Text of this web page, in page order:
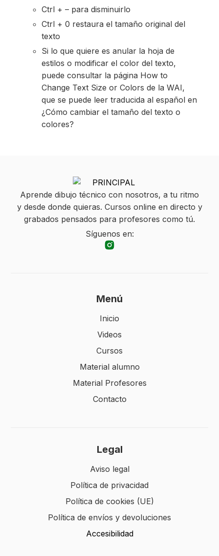
Ctrl + – para disminuirlo
Ctrl + 0 restaura el tamaño original del
texto
Si lo que quiere es anular la hoja de
estilos o modificar el color del texto,
puede consultar la página How to
Change Text Size or Colors de la WAI,
que se puede leer traducida al español en
¿Cómo cambiar el tamaño del texto o
colores?
Aprende dibujo técnico con nosotros, a tu ritmo
y desde donde quieras. Cursos online en directo y
grabados pensados para profesores como tú.
Síguenos en:
Menú
Inicio
Videos
Cursos
Material alumno
Material Profesores
Contacto
Legal
Aviso legal
Política de privacidad
Política de cookies (UE)
Política de envíos y devoluciones
Accesibilidad